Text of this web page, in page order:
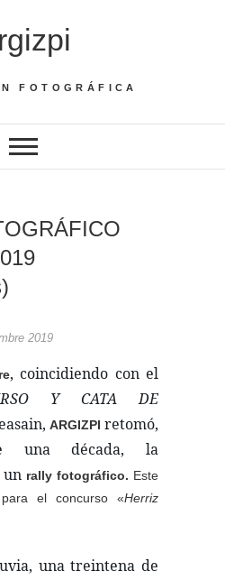
FOTOGRÁFICA
2019
, coincidiendo con el
Y CATA DE
ARGIZPI retomó,
una década, la
un rally fotográfico. Este
el concurso «Herriz
una treintena de